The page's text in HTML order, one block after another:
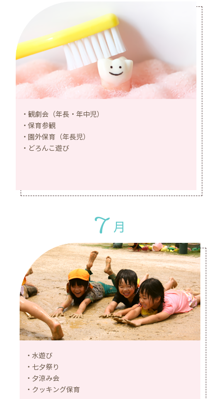
観劇会（年長・年中児）
保育参観
園外保育（年長児）
どろんこ遊び
7 月
水遊び
七夕祭り
夕涼み会
クッキング保育